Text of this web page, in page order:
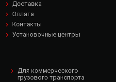
Доставка
Оплата
Контакты
Установочные центры
Для коммерческого -
грузового транспорта